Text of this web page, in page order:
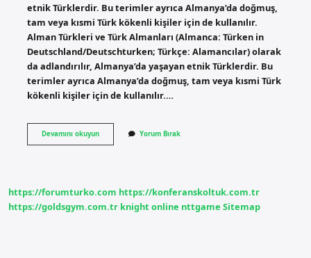
etnik Türklerdir. Bu terimler ayrıca Almanya’da doğmuş,
tam veya kısmi Türk kökenli kişiler için de kullanılır.
Alman Türkleri ve Türk Almanları (Almanca: Türken in
Deutschland/Deutschturken; Türkçe: Alamancılar) olarak
da adlandırılır, Almanya’da yaşayan etnik Türklerdir. Bu
terimler ayrıca Almanya’da doğmuş, tam veya kısmi Türk
kökenli kişiler için de kullanılır.…
Devamını okuyunYurt
Dışında
Yorum Bırak
https://forumturko.com https://konferanskoltuk.com.tr
https://goldsgym.com.tr knight online nttgame Sitemap